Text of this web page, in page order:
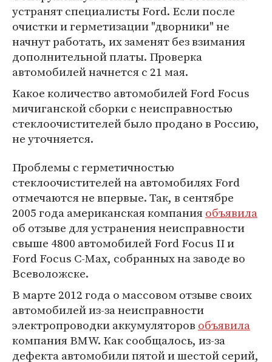
устранят специалисты Ford. Если после
очистки и герметизации "дворники" не
начнут работать, их заменят без взимания
дополнительной платы. Проверка
автомобилей начнется с 21 мая.
Какое количество автомобилей Ford Focus
мичиганской сборки с неисправностью
стеклоочистителей было продано в Россию,
не уточняется.
Проблемы с герметичностью
стеклоочистителей на автомобилях Ford
отмечаются не впервые. Так, в сентябре
2005 года американская компанияобъявила
об отзыве для устранения неисправности
свыше 4800 автомобилей Ford Focus II и
Ford Focus C-Max, собранных на заводе во
Всеволожске.
В марте 2012 года о массовом отзыве своих
автомобилей из-за неисправности
электропроводки аккумуляторов объявила
компания BMW. Как сообщалось, из-за
дефекта автомобили пятой и шестой серий,